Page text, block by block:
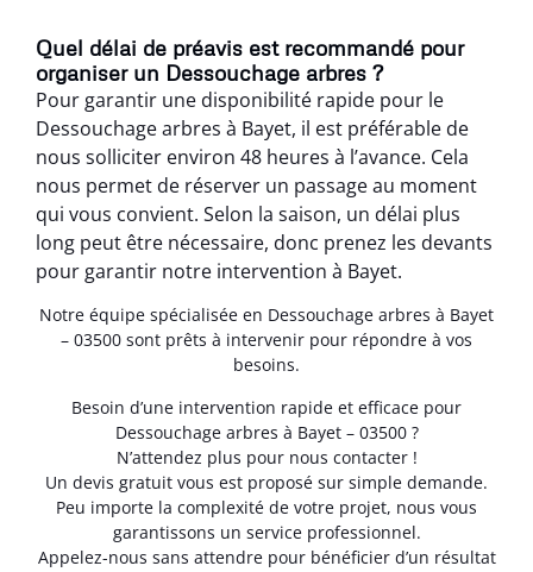
Quel délai de préavis est recommandé pour
organiser un Dessouchage arbres ?
Pour garantir une disponibilité rapide pour le
Dessouchage arbres à Bayet, il est préférable de
nous solliciter environ 48 heures à l’avance. Cela
nous permet de réserver un passage au moment
qui vous convient. Selon la saison, un délai plus
long peut être nécessaire, donc prenez les devants
pour garantir notre intervention à Bayet.
Notre équipe spécialisée en Dessouchage arbres à Bayet
– 03500 sont prêts à intervenir pour répondre à vos
besoins.
Besoin d’une intervention rapide et efficace pour
Dessouchage arbres à Bayet – 03500 ?
N’attendez plus pour nous contacter !
Un devis gratuit vous est proposé sur simple demande.
Peu importe la complexité de votre projet, nous vous
garantissons un service professionnel.
Appelez-nous sans attendre pour bénéficier d’un résultat